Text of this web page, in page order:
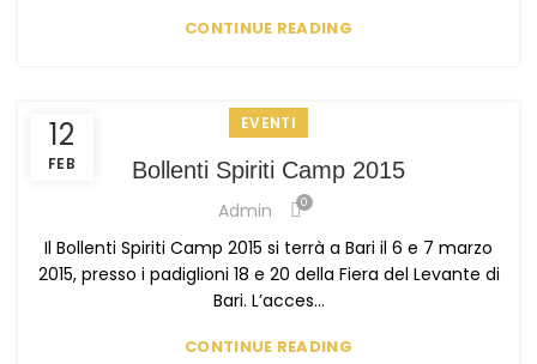
CONTINUE READING
12
FEB
EVENTI
Bollenti Spiriti Camp 2015
Admin 0
Il Bollenti Spiriti Camp 2015 si terrà a Bari il 6 e 7 marzo
2015, presso i padiglioni 18 e 20 della Fiera del Levante di
Bari. L’acces...
CONTINUE READING